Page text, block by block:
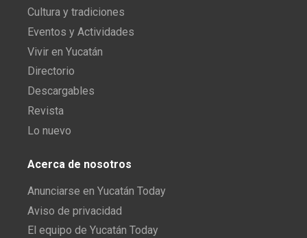
Cultura y tradiciones
Eventos y Actividades
Vivir en Yucatán
Directorio
Descargables
Revista
Lo nuevo
Acerca de nosotros
Anunciarse en Yucatán Today
Aviso de privacidad
El equipo de Yucatán Today